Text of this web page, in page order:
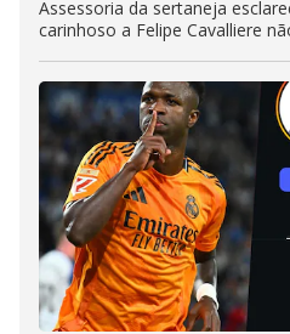
Assessoria da sertaneja
carinhoso a Felipe Cavalliere